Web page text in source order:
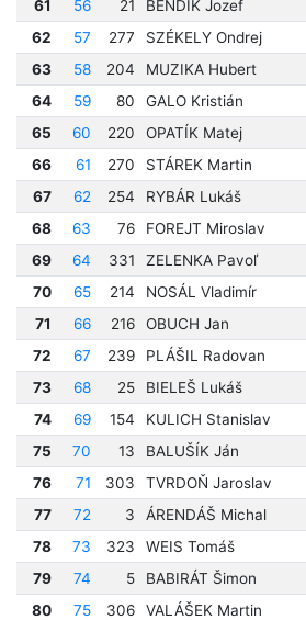
61
56 21 BENDÍK Jozef
62
57 277 SZÉKELY Ondrej
63
58 204 MUZIKA Hubert
64
59 80 GALO Kristián
65
60 220 OPATÍK Matej
66
61 270 STÁREK Martin
67
62 254 RYBÁR Lukáš
68
63 76 FOREJT Miroslav
69
64 331 ZELENKA Pavoľ
70
65 214 NOSÁL Vladimír
71
66 216 OBUCH Jan
72
67 239 PLÁŠIL Radovan
73
68 25 BIELEŠ Lukáš
74
69 154 KULICH Stanislav
75
70 13 BALUŠÍK Ján
76
71 303 TVRDOŇ Jaroslav
77
72 3 ÁRENDÁŠ Michal
78
73 323 WEIS Tomáš
79
74 5 BABIRÁT Šimon
80
75 306 VALÁŠEK Martin